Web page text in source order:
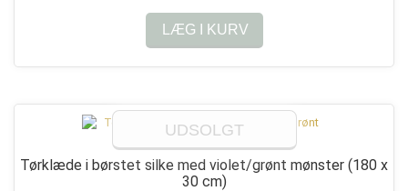
LÆG I KURV
UDSOLGT
Tørklæde i børstet silke med violet/grønt mønster (180 x
30 cm)